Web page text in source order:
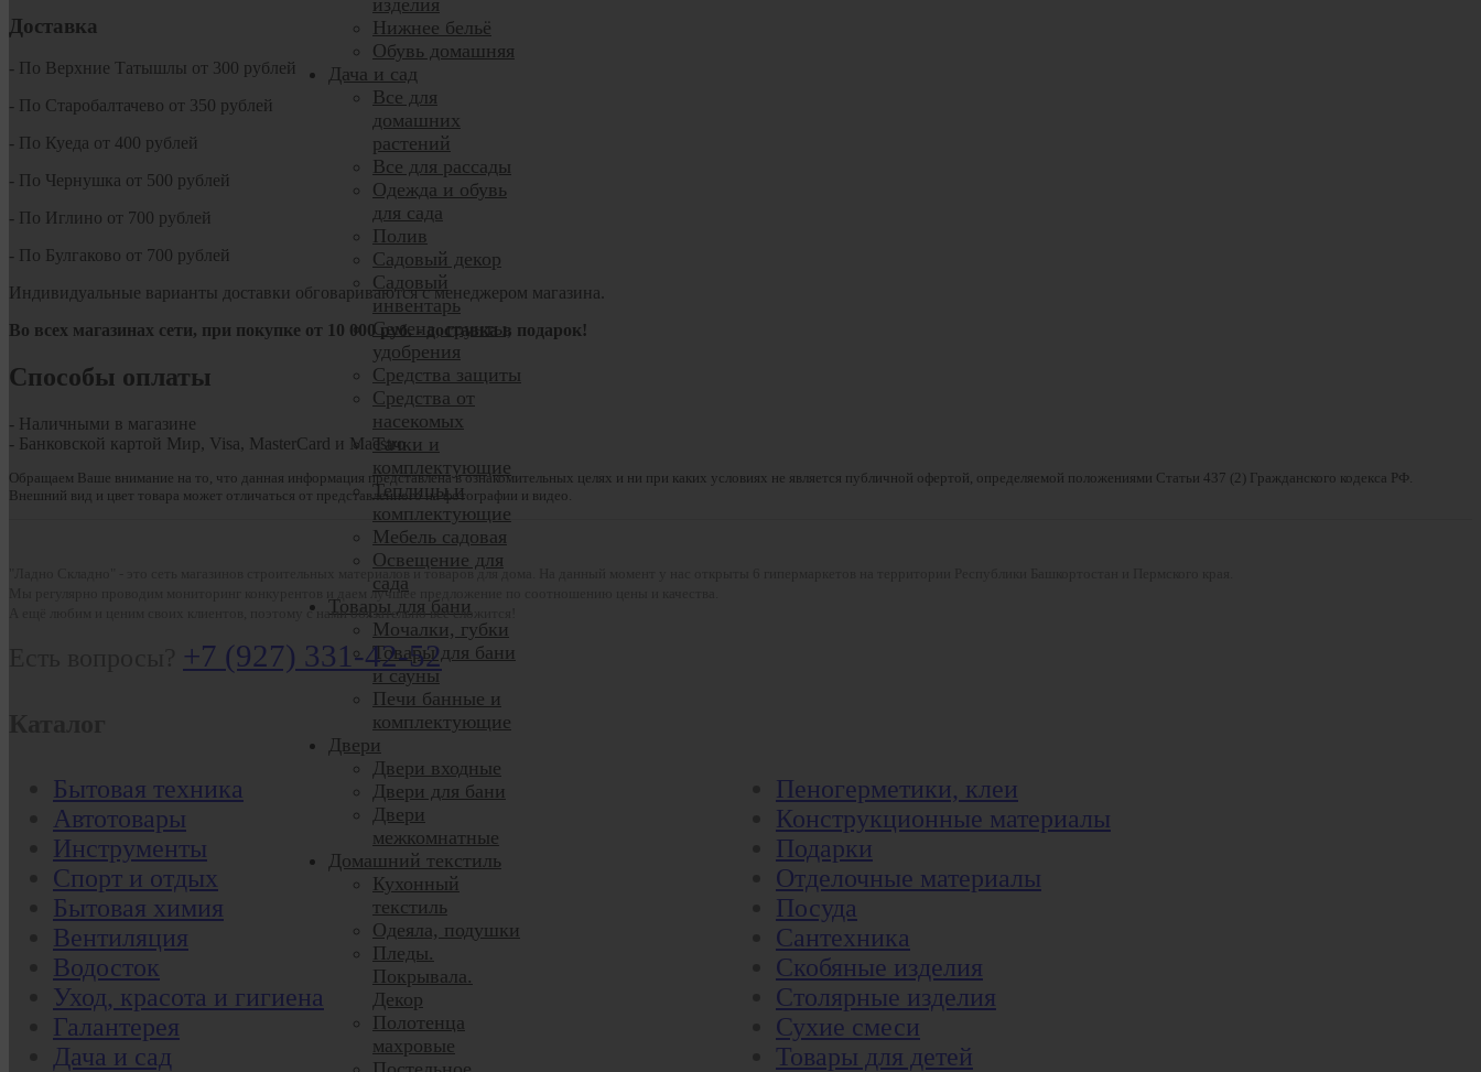
изделия
Нижнее бельё
Обувь домашняя
Дача и сад
Все для
домашних
растений
Все для рассады
Одежда и обувь
для сада
Полив
Садовый декор
Садовый
инвентарь
Семена, грунты,
удобрения
Средства защиты
Средства от
насекомых
Тачки и
комплектующие
Теплицы и
комплектующие
Мебель садовая
Освещение для
сада
Товары для бани
Мочалки, губки
Товары для бани
и сауны
Печи банные и
комплектующие
Двери
Двери входные
Двери для бани
Двери
межкомнатные
Домашний текстиль
Кухонный
текстиль
Одеяла, подушки
Пледы.
Покрывала.
Декор
Полотенца
махровые
Доставка
- По Верхние Татышлы от 300 рублей
- По Старобалтачево от 350 рублей
- По Куеда от 400 рублей
- По Чернушка от 500 рублей
- По Иглино от 700 рублей
- По Булгаково от 700 рублей
Индивидуальные варианты доставки обговариваются с менеджером магазина.
Во всех магазинах сети, при покупке от 10 000 руб.- доставка в подарок!
Способы оплаты
- Наличными в магазине
- Банковской картой Мир, Visa, MasterCard и Maestro
Обращаем Ваше внимание на то, что данная информация представлена в ознакомительных целях и ни при каких условиях не является публичной офертой, определяемой положениями Статьи 437 (2) Гражданского кодекса РФ.
Внешний вид и цвет товара может отличаться от представленного на фотографии и видео.
"Ладно Складно" - это сеть магазинов строительных материалов и товаров для дома. На данный момент у нас открыты 6 гипермаркетов на территории Республики Башкортостан и Пермского края.
Мы регулярно проводим мониторинг конкурентов и даем лучшее предложение по соотношению цены и качества.
А ещё любим и ценим своих клиентов, поэтому с нами обязательно всё сложится!
+7 (927) 331-42-52
Бытовая техника
Автотовары
Инструменты
Спорт и отдых
Бытовая химия
Вентиляция
Водосток
Уход, красота и гигиена
Галантерея
Дача и сад
Пеногерметики, клеи
Конструкционные материалы
Подарки
Отделочные материалы
Посуда
Сантехника
Скобяные изделия
Столярные изделия
Сухие смеси
Товары для детей